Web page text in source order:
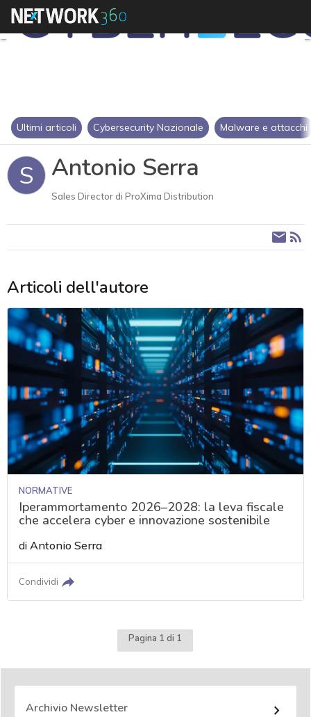
Ultimi articoli Cybersecurity Nazionale Malware e attacchi
S Antonio Serra
Sales Director di ProXima Distribution
Articoli dell'autore
NORMATIVE
Iperammortamento 2026–2028: la leva fiscale
che accelera cyber e innovazione sostenibile
diAntonio Serra
Condividi
Pagina 1 di 1
Archivio Newsletter